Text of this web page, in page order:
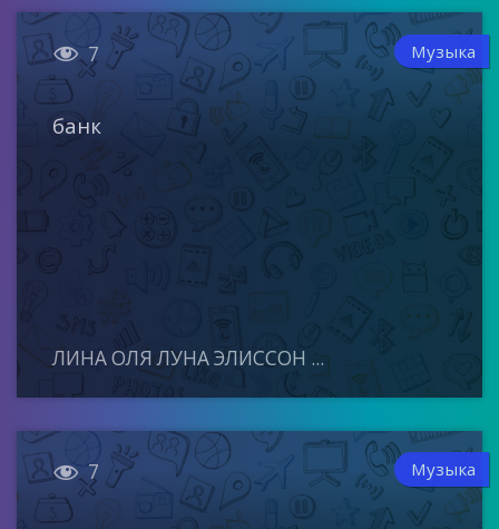
 7 Музыка
банк
ЛИНА ОЛЯ ЛУНА ЭЛИССОН ...
 7 Музыка